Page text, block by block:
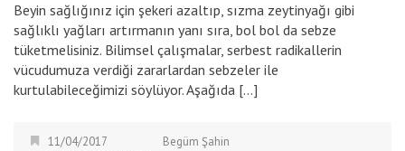
Beyin sağlığınız için şekeri azaltıp, sızma zeytinyağı gibi
sağlıklı yağları artırmanın yanı sıra, bol bol da sebze
tüketmelisiniz. Bilimsel çalışmalar, serbest radikallerin
vücudumuza verdiği zararlardan sebzeler ile
kurtulabileceğimizi söylüyor. Aşağıda […]
11/04/2017
Begüm Şahin